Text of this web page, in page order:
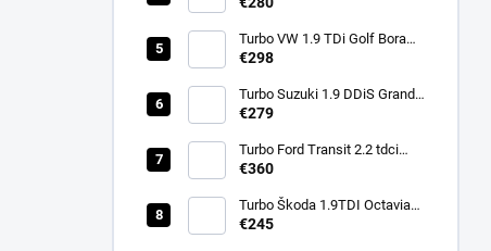
Turbo VW 1.9 TDi Golf Bora
110kw ARL 721021
€298
Turbo Suzuki 1.9 DDiS Grand
€279
Turbo Ford Transit 2.2 tdci
92kw 74kw 114kw 786880
€360
Turbo Škoda 1.9TDI Octavia
66kw AGR ALH 454159
€245